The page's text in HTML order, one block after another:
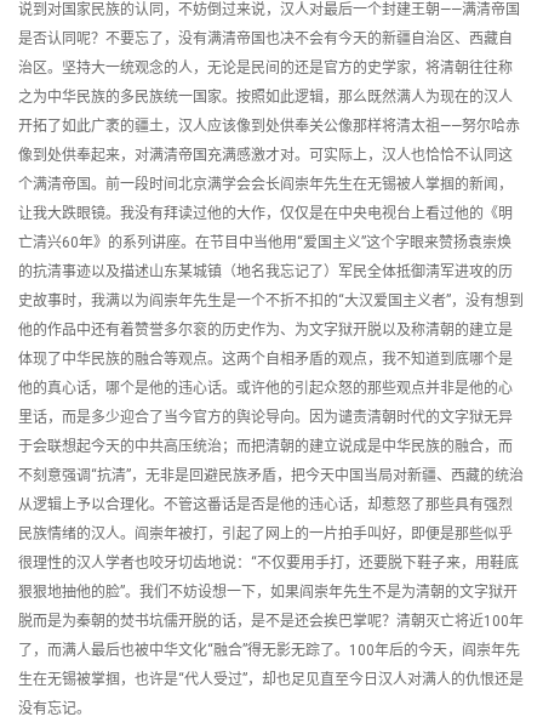
说到对国家民族的认同，不妨倒过来说，汉人对最后一个封建王朝——满清帝国
是否认同呢？不要忘了，没有满清帝国也决不会有今天的新疆自治区、西藏自
治区。坚持大一统观念的人，无论是民间的还是官方的史学家，将清朝往往称
之为中华民族的多民族统一国家。按照如此逻辑，那么既然满人为现在的汉人
开拓了如此广袤的疆土，汉人应该像到处供奉关公像那样将清太祖——努尔哈赤
像到处供奉起来，对满清帝国充满感激才对。可实际上，汉人也恰恰不认同这
个满清帝国。前一段时间北京满学会会长阎崇年先生在无锡被人掌掴的新闻，
让我大跌眼镜。我没有拜读过他的大作，仅仅是在中央电视台上看过他的《明
亡清兴60年》的系列讲座。在节目中当他用“爱国主义”这个字眼来赞扬袁崇焕
的抗清事迹以及描述山东某城镇（地名我忘记了）军民全体抵御淸军进攻的历
史故事时，我满以为阎崇年先生是一个不折不扣的“大汉爱国主义者”，没有想到
他的作品中还有着赞誉多尔衮的历史作为、为文字狱开脱以及称清朝的建立是
体现了中华民族的融合等观点。这两个自相矛盾的观点，我不知道到底哪个是
他的真心话，哪个是他的违心话。或许他的引起众怒的那些观点并非是他的心
里话，而是多少迎合了当今官方的舆论导向。因为谴责清朝时代的文字狱无异
于会联想起今天的中共高压统治；而把清朝的建立说成是中华民族的融合，而
不刻意强调“抗清”，无非是回避民族矛盾，把今天中国当局对新疆、西藏的统治
从逻辑上予以合理化。不管这番话是否是他的违心话，却惹怒了那些具有强烈
民族情绪的汉人。阎崇年被打，引起了网上的一片拍手叫好，即便是那些似乎
很理性的汉人学者也咬牙切齿地说：“不仅要用手打，还要脱下鞋子来，用鞋底
狠狠地抽他的脸”。我们不妨设想一下，如果阎崇年先生不是为清朝的文字狱开
脱而是为秦朝的焚书坑儒开脱的话，是不是还会挨巴掌呢？清朝灭亡将近100年
了，而满人最后也被中华文化“融合”得无影无踪了。100年后的今天，阎崇年先
生在无锡被掌掴，也许是“代人受过”，却也足见直至今日汉人对满人的仇恨还是
没有忘记。